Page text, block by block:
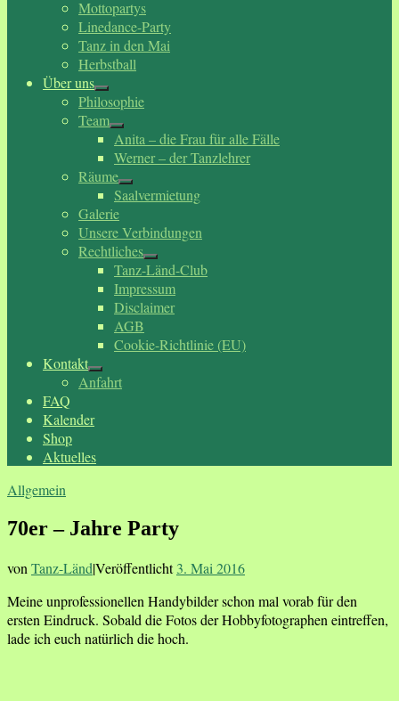
Mottopartys
Linedance-Party
Tanz in den Mai
Herbstball
Über uns
Philosophie
Team
Anita – die Frau für alle Fälle
Werner – der Tanzlehrer
Räume
Saalvermietung
Galerie
Unsere Verbindungen
Rechtliches
Tanz-Länd-Club
Impressum
Disclaimer
AGB
Cookie-Richtlinie (EU)
Kontakt
Anfahrt
FAQ
Kalender
Shop
Aktuelles
Allgemein
70er – Jahre Party
von Tanz-Länd|Veröffentlicht3. Mai 2016
Meine unprofessionellen Handybilder schon mal vorab für den
ersten Eindruck. Sobald die Fotos der Hobbyfotographen eintreffen,
lade ich euch natürlich die hoch.